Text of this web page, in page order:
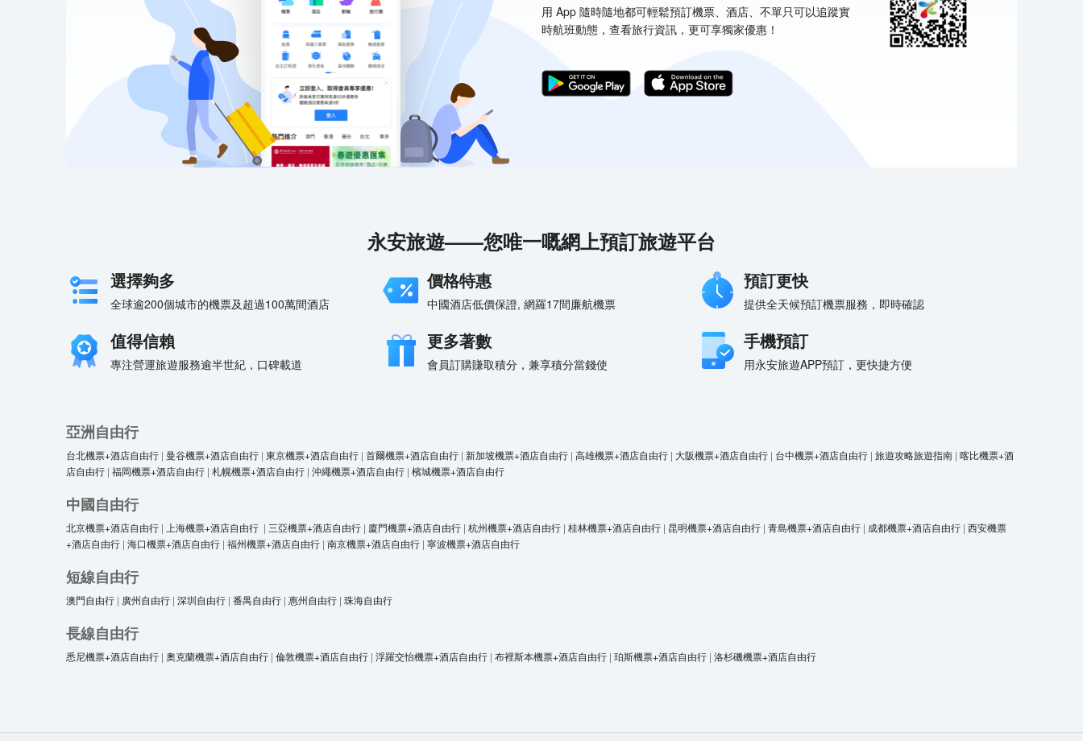
用 App 隨時隨地都可輕鬆預訂機票、酒店、不單只可以追蹤實
時航班動態，查看旅行資訊，更可享獨家優惠！
永安旅遊——您唯一嘅網上預訂旅遊平台
選擇夠多
全球逾200個城市的機票及超過100萬間酒店
價格特惠
中國酒店低價保證, 網羅17間廉航機票
預訂更快
提供全天候預訂機票服務，即時確認
值得信賴
專注營運旅遊服務逾半世紀，口碑載道
更多著數
會員訂購賺取積分，兼享積分當錢使
手機預訂
用永安旅遊APP預訂，更快捷方便
亞洲自由行
台北機票+酒店自由行 | 曼谷機票+酒店自由行 | 東京機票+酒店自由行 | 首爾機票+酒店自由行 | 新加坡機票+酒店自由行 | 高雄機票+酒店自由行 | 大阪機票+酒店自由行 | 台中機票+酒店自由行 | 旅遊攻略旅遊指南 | 喀比機票+酒
店自由行 | 福岡機票+酒店自由行 | 札幌機票+酒店自由行 | 沖繩機票+酒店自由行 | 檳城機票+酒店自由行
中國自由行
北京機票+酒店自由行 | 上海機票+酒店自由行 | 三亞機票+酒店自由行 | 廈門機票+酒店自由行 | 杭州機票+酒店自由行 | 桂林機票+酒店自由行 | 昆明機票+酒店自由行 | 青島機票+酒店自由行 | 成都機票+酒店自由行 | 西安機票
+酒店自由行 | 海口機票+酒店自由行 | 福州機票+酒店自由行 | 南京機票+酒店自由行 | 寧波機票+酒店自由行
短線自由行
澳門自由行 | 廣州自由行 | 深圳自由行 | 番禺自由行 | 惠州自由行 | 珠海自由行
長線自由行
悉尼機票+酒店自由行 | 奧克蘭機票+酒店自由行 | 倫敦機票+酒店自由行 | 浮羅交怡機票+酒店自由行 | 布裡斯本機票+酒店自由行 | 珀斯機票+酒店自由行 | 洛杉磯機票+酒店自由行